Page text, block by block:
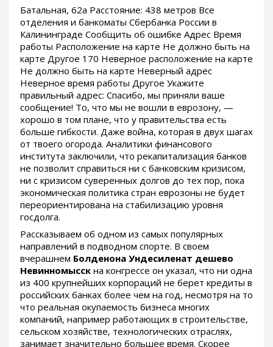
Батальная, 62а Расстояние: 438 метров Все
отделения и банкоматы Сбербанка России в
Калининграде Сообщить об ошибке Адрес Время
работы Расположение на карте Не должно быть на
карте Другое 170 Неверное расположение на карте
Не должно быть на карте Неверный адрес
Неверное время работы Другое Укажите
правильный адрес: Спасибо, мы приняли ваше
сообщение! То, что мы не вошли в еврозону, —
хорошо в том плане, что у правительства есть
больше гибкости. Даже война, которая в двух шагах
от твоего огорода. Аналитики финансового
института заключили, что рекапитализация банков
не позволит справиться ни с банковским кризисом,
ни с кризисом суверенных долгов до тех пор, пока
экономическая политика стран еврозоны не будет
переориентирована на стабилизацию уровня
госдолга.
Рассказываем об одном из самых популярных
направлений в подводном спорте. В своем
вчерашнем Болденона Ундесиленат дешево
Невинномысск на конгрессе он указал, что ни одна
из 400 крупнейших корпораций не берет кредиты в
российских банках более чем на год, несмотря на то
что реальная окупаемость бизнеса многих
компаний, например работающих в строительстве,
сельском хозяйстве, технологических отраслях,
занимает значительно большее время. Скорее